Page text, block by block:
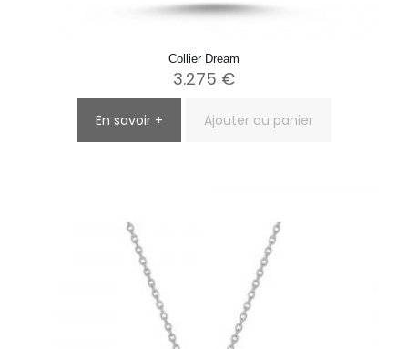
Collier Dream
3.275 €
En savoir + Ajouter au panier